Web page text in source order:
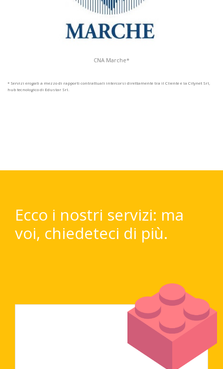
CNA Marche*
* Servizi erogati a mezzo di rapporti contrattuali intercorsi direttamente tra il Cliente e la Citynet Srl,
hub tecnologico di Edustar Srl.
Ecco i nostri servizi: ma
voi, chiedeteci di più.